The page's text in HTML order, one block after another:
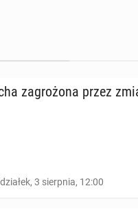
za­gro­żo­na przez
3 sierpnia, 12:00